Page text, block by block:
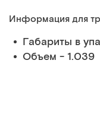
Информация для
Габариты в
Объем - 1.039